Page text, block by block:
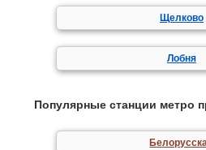
Щелково
Лобня
Популярные станции метро